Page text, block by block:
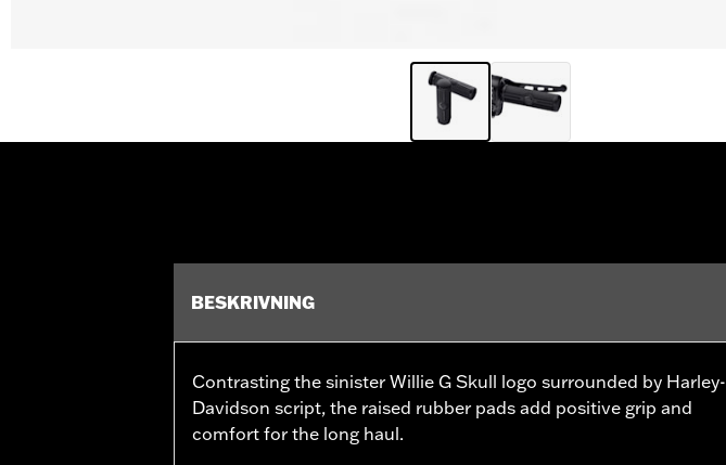
BESKRIVNING
Contrasting the sinister Willie G Skull logo surrounded by Harley-
Davidson script, the raised rubber pads add positive grip and
comfort for the long haul.